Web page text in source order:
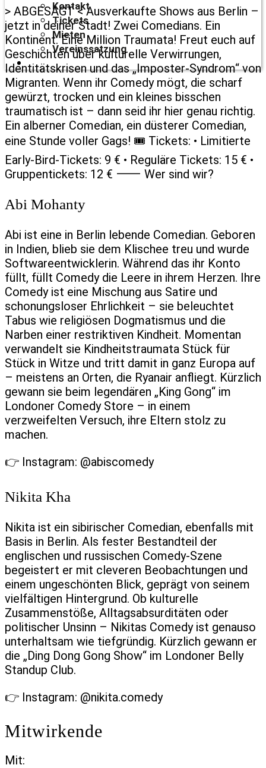
Kontakt
Tickets
Mieten
Vereinssatzung
> ABGESAGT < Ausverkaufte Shows aus Berlin –
jetzt in deiner Stadt! Zwei Comedians. Ein
Kontinent. Eine Million Traumata! Freut euch auf
Geschichten über kulturelle Verwirrungen,
Identitätskrisen und das „Imposter-Syndrom“ von
Migranten. Wenn ihr Comedy mögt, die scharf
gewürzt, trocken und ein kleines bisschen
traumatisch ist – dann seid ihr hier genau richtig.
Ein alberner Comedian, ein düsterer Comedian,
eine Stunde voller Gags! 🎟️ Tickets: • Limitierte
Early-Bird-Tickets: 9 € • Reguläre Tickets: 15 € •
Gruppentickets: 12 € ⸻ Wer sind wir?
Abi Mohanty
Abi ist eine in Berlin lebende Comedian. Geboren
in Indien, blieb sie dem Klischee treu und wurde
Softwareentwicklerin. Während das ihr Konto
füllt, füllt Comedy die Leere in ihrem Herzen. Ihre
Comedy ist eine Mischung aus Satire und
schonungsloser Ehrlichkeit – sie beleuchtet
Tabus wie religiösen Dogmatismus und die
Narben einer restriktiven Kindheit. Momentan
verwandelt sie Kindheitstraumata Stück für
Stück in Witze und tritt damit in ganz Europa auf
– meistens an Orten, die Ryanair anfliegt. Kürzlich
gewann sie beim legendären „King Gong“ im
Londoner Comedy Store – in einem
verzweifelten Versuch, ihre Eltern stolz zu
machen.
👉 Instagram: @abiscomedy
Nikita Kha
Nikita ist ein sibirischer Comedian, ebenfalls mit
Basis in Berlin. Als fester Bestandteil der
englischen und russischen Comedy-Szene
begeistert er mit cleveren Beobachtungen und
einem ungeschönten Blick, geprägt von seinem
vielfältigen Hintergrund. Ob kulturelle
Zusammenstöße, Alltagsabsurditäten oder
politischer Unsinn – Nikitas Comedy ist genauso
unterhaltsam wie tiefgründig. Kürzlich gewann er
die „Ding Dong Gong Show“ im Londoner Belly
Standup Club.
👉 Instagram: @nikita.comedy
Mitwirkende
Mit: